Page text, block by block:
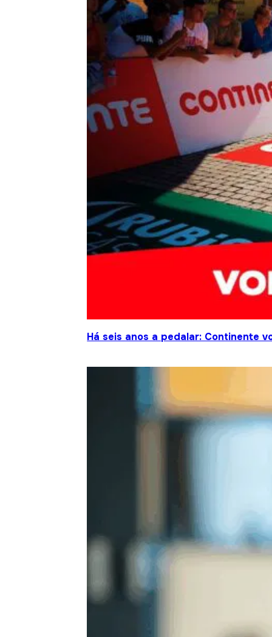
Há seis anos a pedalar: Continente